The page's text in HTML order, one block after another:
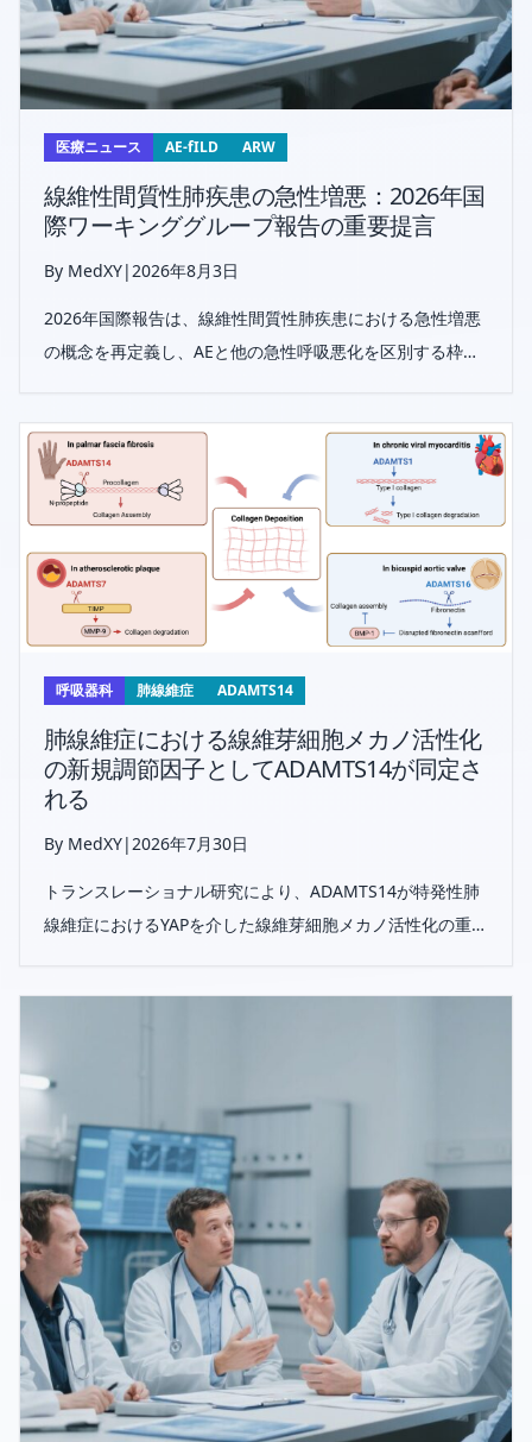
医療ニュース AE-fILD ARW
線維性間質性肺疾患の急性増悪：2026年国
際ワーキンググループ報告の重要提言
By MedXY| 2026年8月3日
2026年国際報告は、線維性間質性肺疾患における急性増悪
の概念を再定義し、AEと他の急性呼吸悪化を区別する枠組
呼吸器科 肺線維症 ADAMTS14
肺線維症における線維芽細胞メカノ活性化
の新規調節因子としてADAMTS14が同定さ
れる
By MedXY|2026年7月30日
トランスレーショナル研究により、ADAMTS14が特発性肺
線維症におけるYAPを介した線維芽細胞メカノ活性化の重要
ゲンV–接着斑軸が新たな治療標的となる可能性が示され